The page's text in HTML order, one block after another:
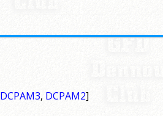
DCPAM3, DCPAM2]